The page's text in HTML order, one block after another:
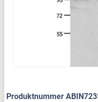
Produktnummer